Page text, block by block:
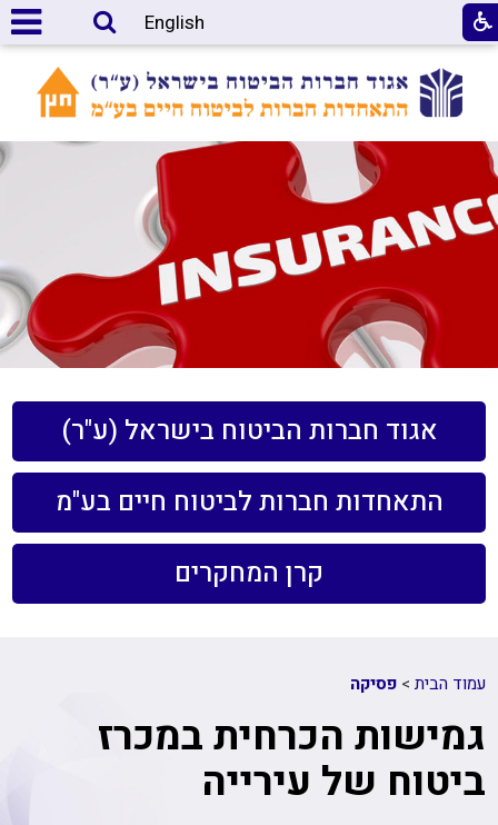
English
אגוד חברות הביטוח בישראל (ע"ר)
התאחדות חברות לביטוח חיים בע"מ
קרן המחקרים
עמוד הבית >פסיקה
גמישות הכרחית במכרז
ביטוח של עירייה